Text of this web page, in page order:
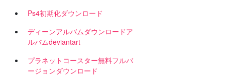
Ps4初期化ダウンロード
ディーンアルバムダウンロードア
ルバムdeviantart
プラネットコースター無料フルバ
ージョンダウンロード